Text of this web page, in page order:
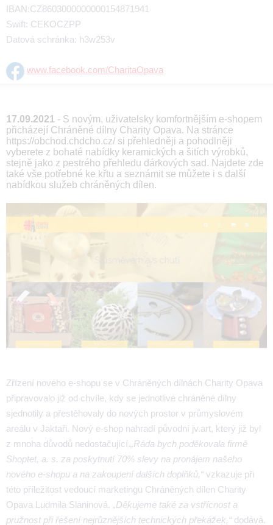
IBAN:CZ8603000000000154871941
Swift: CEKOCZPP
Datová schránka: h3w253v
www.facebook.com/CharitaOpava
17.09.2021 - S novým, uživatelsky komfortnějším e-shopem
přicházejí Chráněné dílny Charity Opava. Na stránce
https://obchod.chdcho.cz/ si přehledněji a pohodlněji
vyberete z bohaté nabídky keramických a šitích výrobků,
stejně jako z pestrého přehledu dárkových sad. Najdete zde
také vše potřebné ke křtu a seznámit se můžete i s další
nabídkou služeb chráněných dílen.
Zřízení nového e-shopu se v Chráněných dílnách Charity Opava
připravovalo již od chvíle, kdy se jednotlivé chráněné dílny
sjednotily a přestěhovaly do nových prostor v průmyslovém
areálu v Jaktaři. Nový e-shop nahradí původní jv.art, který již byl
z mnoha důvodů nedostačující.„Ráda bych poděkovala firmě
Shoptet, a. s. za poskytnutí 70% slevy na pronájem našeho
nového e-shopu a na zakoupení dalších doplňků,“ vzkazuje při
této příležitost vedoucí marketingu Chráněných dílen Charity
Opava Ludmila Slaninová. „Děkujeme také za vstřícnost a
pružnost při řešení nejrůznějších technických překážek,“ dodává.